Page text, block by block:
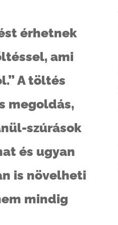
érhetnek
ami
A töltés
megoldás,
szúrások
és ugyan
is növelheti
mindig